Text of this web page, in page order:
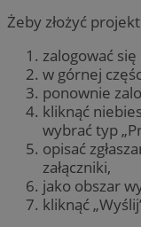
Żeby złożyć
zalogować
w górnej
ponownie
kliknąć
wybrać typ
opisać
załączniki,
jako obszar
kliknąć